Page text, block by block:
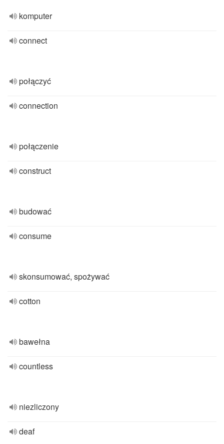
komputer
connect
połączyć
connection
połączenie
construct
budować
consume
skonsumować, spożywać
cotton
bawełna
countless
niezliczony
deaf